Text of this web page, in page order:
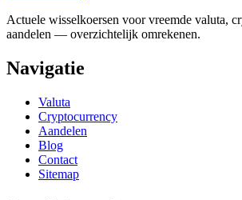
Actuele wisselkoersen voor vreemde valuta,
aandelen — overzichtelijk omrekenen.
Navigatie
Valuta
Cryptocurrency
Aandelen
Blog
Contact
Sitemap